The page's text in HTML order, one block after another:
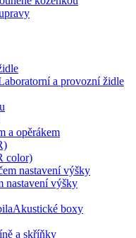
a provozní židle
a opěrákem
color)
nastavení výšky
nastavení výšky
Akustické boxy
a skříňky